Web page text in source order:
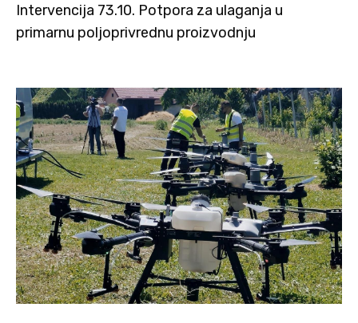
Intervencija 73.10. Potpora za ulaganja u
primarnu poljoprivrednu proizvodnju